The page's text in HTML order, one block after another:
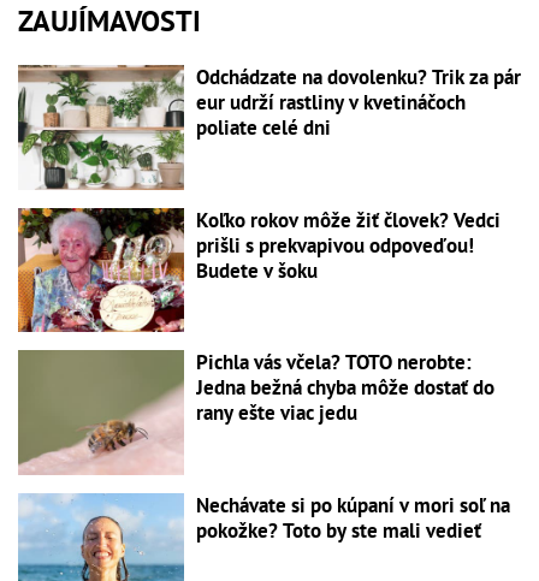
ZAUJÍMAVOSTI
Odchádzate na dovolenku? Trik za pár
eur udrží rastliny v kvetináčoch
poliate celé dni
Koľko rokov môže žiť človek? Vedci
prišli s prekvapivou odpoveďou!
Budete v šoku
Pichla vás včela? TOTO nerobte:
Jedna bežná chyba môže dostať do
rany ešte viac jedu
Nechávate si po kúpaní v mori soľ na
pokožke? Toto by ste mali vedieť